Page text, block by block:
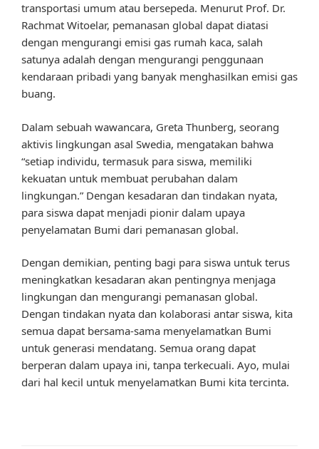
transportasi umum atau bersepeda. Menurut Prof. Dr.
Rachmat Witoelar, pemanasan global dapat diatasi
dengan mengurangi emisi gas rumah kaca, salah
satunya adalah dengan mengurangi penggunaan
kendaraan pribadi yang banyak menghasilkan emisi gas
buang.
Dalam sebuah wawancara, Greta Thunberg, seorang
aktivis lingkungan asal Swedia, mengatakan bahwa
“setiap individu, termasuk para siswa, memiliki
kekuatan untuk membuat perubahan dalam
lingkungan.” Dengan kesadaran dan tindakan nyata,
para siswa dapat menjadi pionir dalam upaya
penyelamatan Bumi dari pemanasan global.
Dengan demikian, penting bagi para siswa untuk terus
meningkatkan kesadaran akan pentingnya menjaga
lingkungan dan mengurangi pemanasan global.
Dengan tindakan nyata dan kolaborasi antar siswa, kita
semua dapat bersama-sama menyelamatkan Bumi
untuk generasi mendatang. Semua orang dapat
berperan dalam upaya ini, tanpa terkecuali. Ayo, mulai
dari hal kecil untuk menyelamatkan Bumi kita tercinta.